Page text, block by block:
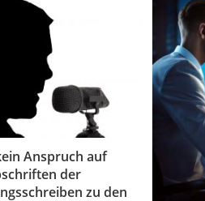
Anspruch auf
der
zu den